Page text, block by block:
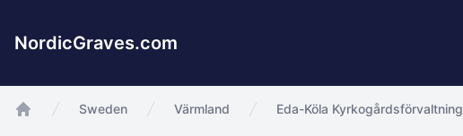
NordicGraves.com
Sweden Värmland Eda-Köla Kyrkogårdsförvaltning